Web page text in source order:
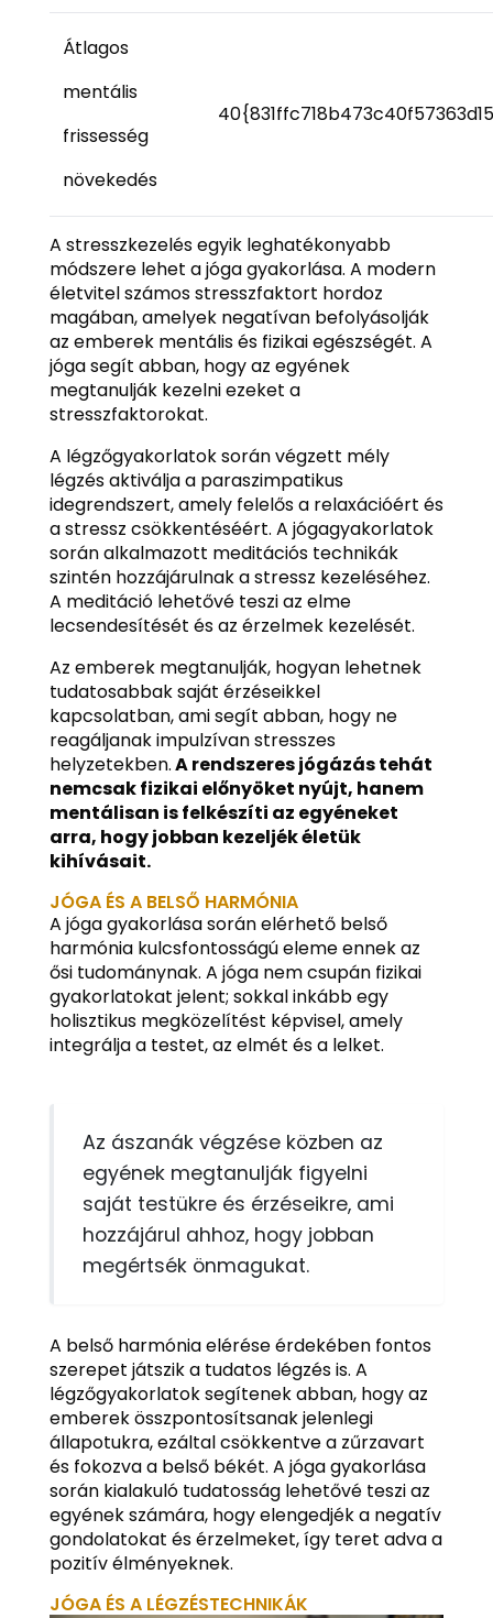
Átlagos
mentális
frissesség
növekedés
A stresszkezelés egyik leghatékonyabb
módszere lehet a jóga gyakorlása. A modern
életvitel számos stresszfaktort hordoz
magában, amelyek negatívan befolyásolják
az emberek mentális és fizikai egészségét. A
jóga segít abban, hogy az egyének
megtanulják kezelni ezeket a
stresszfaktorokat.
A légzőgyakorlatok során végzett mély
légzés aktiválja a paraszimpatikus
idegrendszert, amely felelős a relaxációért és
a stressz csökkentéséért. A jógagyakorlatok
során alkalmazott meditációs technikák
szintén hozzájárulnak a stressz kezeléséhez.
A meditáció lehetővé teszi az elme
lecsendesítését és az érzelmek kezelését.
Az emberek megtanulják, hogyan lehetnek
tudatosabbak saját érzéseikkel
kapcsolatban, ami segít abban, hogy ne
reagáljanak impulzívan stresszes
helyzetekben.A rendszeres jógázás tehát
nemcsak fizikai előnyöket nyújt, hanem
mentálisan is felkészíti az egyéneket
arra, hogy jobban kezeljék életük
kihívásait.
JÓGA ÉS A BELSŐ HARMÓNIA
A jóga gyakorlása során elérhető belső
harmónia kulcsfontosságú eleme ennek az
ősi tudománynak. A jóga nem csupán fizikai
gyakorlatokat jelent; sokkal inkább egy
holisztikus megközelítést képvisel, amely
integrálja a testet, az elmét és a lelket.
Az ászanák végzése közben az
egyének megtanulják figyelni
saját testükre és érzéseikre, ami
hozzájárul ahhoz, hogy jobban
megértsék önmagukat.
A belső harmónia elérése érdekében fontos
szerepet játszik a tudatos légzés is. A
légzőgyakorlatok segítenek abban, hogy az
emberek összpontosítsanak jelenlegi
állapotukra, ezáltal csökkentve a zűrzavart
és fokozva a belső békét. A jóga gyakorlása
során kialakuló tudatosság lehetővé teszi az
egyének számára, hogy elengedjék a negatív
gondolatokat és érzelmeket, így teret adva a
pozitív élményeknek.
JÓGA ÉS A LÉGZÉSTECHNIKÁK